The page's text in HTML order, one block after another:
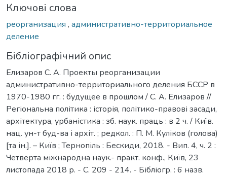
Ключові слова
реорганизация , административно-территориальное
деление
Бібліографічний опис
Елизаров С. А. Проекты реорганизации
административно-территориального деления БССР в
1970-1980 гг. : будущее в прошлом / С. А. Елизаров //
Регіональна політика : історія, політико-правові засади,
архітектура, урбаністика : зб. наук. праць : в 2 ч. / Київ.
нац. ун-т буд-ва і архіт. ; редкол. : П. М. Куліков (голова)
[та ін.]. – Київ ; Тернопіль : Бескиди, 2018. - Вип. 4, ч. 2 :
Четверта міжнародна наук.- практ. конф., Київ, 23
листопада 2018 р. - С. 209 - 214. - Бібліогр. : 6 назв.